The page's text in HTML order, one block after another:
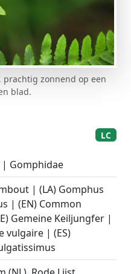
prachtig zonnend op een
blad.
LC
Gomphidae
| (LA) Gomphus
| (EN) Common
Gemeine Keiljungfer |
vulgaire | (ES)